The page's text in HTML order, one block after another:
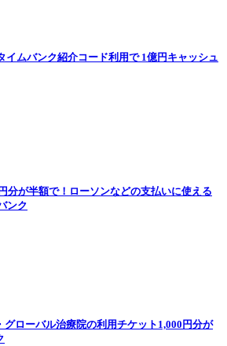
イムバンク紹介コード利用で 1億円キャッシュ
分が半額で！ローソンなどの支払いに使える
ンク
グローバル治療院の利用チケット1,000円分が